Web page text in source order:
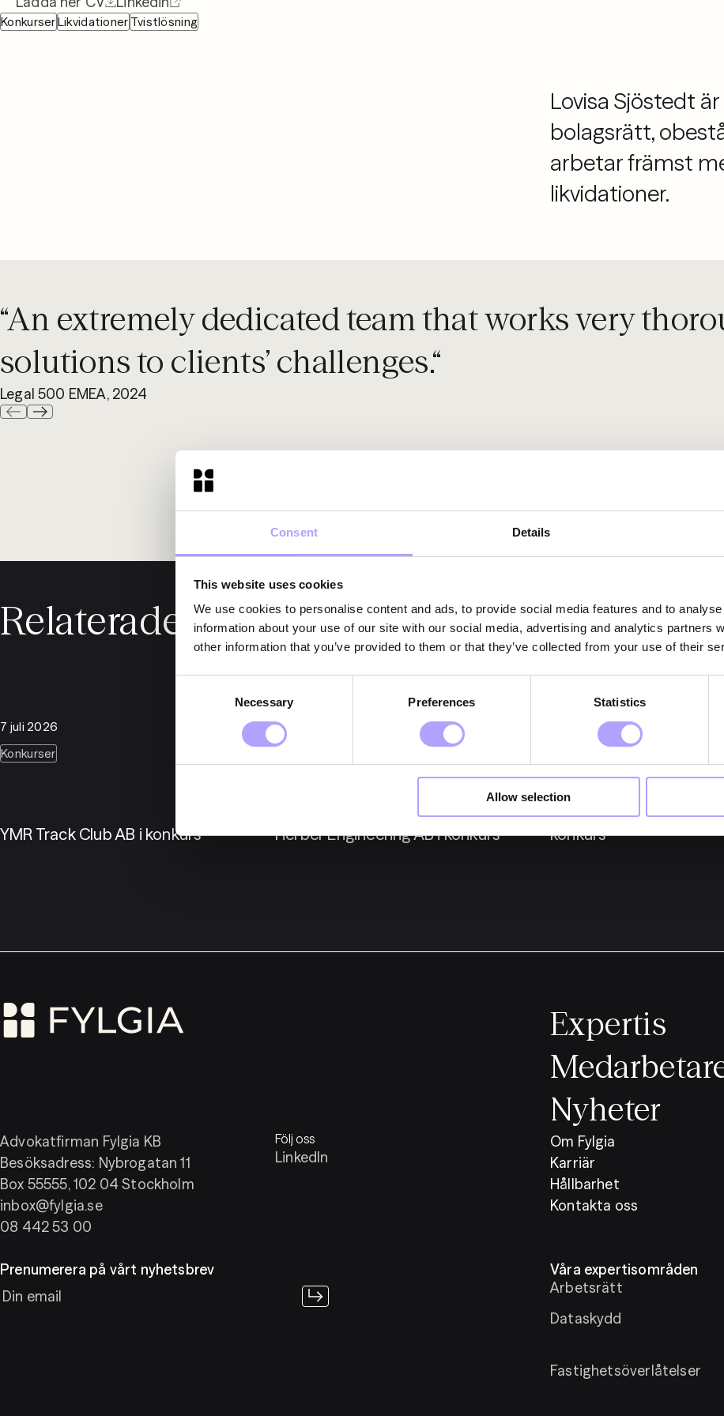
Consent Details
This website uses cookies
We use cookies to personalise content and ads, to provide social media features and to
information about your use of our site with our social media, advertising and analytics partners
other information that you’ve provided to them or that they’ve collected from your use of their
Necessary Preferences Statistics
Allow selection
08 442 53 00
KonkurserLikvidationer Tvistlösning
Lovisa Sjöstedt
bolagsrätt,
arbetar främst
likvidationer.
“An extremely dedicated team that works very
solutions to clients’ challenges.“
Legal 500 EMEA, 2024
Relaterade nyheter
7 juli 2026
Konkurser
YMR Track Club AB i konkurs
6 juli 2026
Herber Engineering AB i konkurs
25 maj 2026
Marell Boats Sweden
konkurs
Expertis
Nyheter
Advokatfirman Fylgia KB
Besöksadress: Nybrogatan 11
Box 55555, 102 04 Stockholm
inbox@fylgia.se
08 442 53 00
Följ oss
LinkedIn
Om Fylgia
Karriär
Hållbarhet
Kontakta oss
Prenumerera på vårt nyhetsbrev
Våra expertisområden
Arbetsrätt
Dataskydd
Fastighetsöverlåtelser